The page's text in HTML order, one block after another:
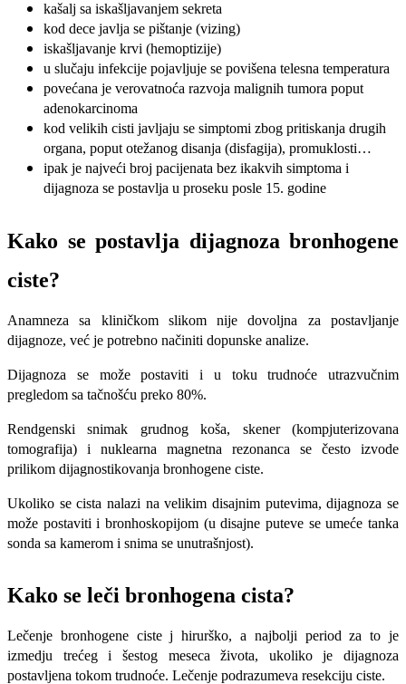
kašalj sa iskašljavanjem sekreta
kod dece javlja se pištanje (vizing)
iskašljavanje krvi (hemoptizije)
u slučaju infekcije pojavljuje se povišena telesna temperatura
povećana je verovatnoća razvoja malignih tumora poput
adenokarcinoma
kod velikih cisti javljaju se simptomi zbog pritiskanja drugih
organa, poput otežanog disanja (disfagija), promuklosti…
ipak je najveći broj pacijenata bez ikakvih simptoma i
dijagnoza se postavlja u proseku posle 15. godine
Kako se postavlja dijagnoza bronhogene
ciste?
Anamneza sa kliničkom slikom nije dovoljna za postavljanje
dijagnoze, već je potrebno načiniti dopunske analize.
Dijagnoza se može postaviti i u toku trudnoće utrazvučnim
pregledom sa tačnošću preko 80%.
Rendgenski snimak grudnog koša, skener (kompjuterizovana
tomografija) i nuklearna magnetna rezonanca se često izvode
prilikom dijagnostikovanja bronhogene ciste.
Ukoliko se cista nalazi na velikim disajnim putevima, dijagnoza se
može postaviti i bronhoskopijom (u disajne puteve se umeće tanka
sonda sa kamerom i snima se unutrašnjost).
Kako se leči bronhogena cista?
Lečenje bronhogene ciste j hirurško, a najbolji period za to je
izmedju trećeg i šestog meseca života, ukoliko je dijagnoza
postavljena tokom trudnoće. Lečenje podrazumeva resekciju ciste.